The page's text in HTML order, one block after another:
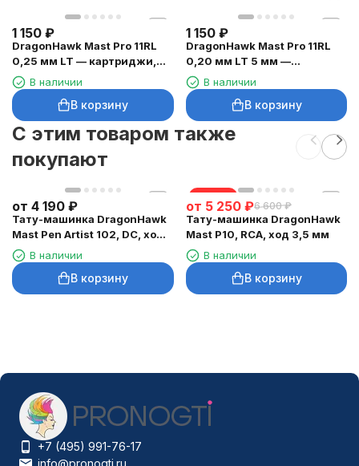
1 150 ₽
DragonHawk Mast Pro 11RL
0,25 мм LT — картриджи,
20 шт.В наличии
В корзину
1 150 ₽
DragonHawk Mast Pro 11RL
0,20 мм LT 5 мм —
картриджи, 20 шт.
В наличии
В корзину
C этим товаром также
покупают
от 4 190 ₽
Тату-машинка DragonHawk
Mast Pen Artist 102, DC, ход
3,5 ммВ наличии
В корзину
скидка
от 5 250 ₽6 600 ₽
Тату-машинка DragonHawk
Mast P10, RCA, ход 3,5 мм
В наличии
В корзину
+7 (495) 991-76-17
info@pronogti.ru